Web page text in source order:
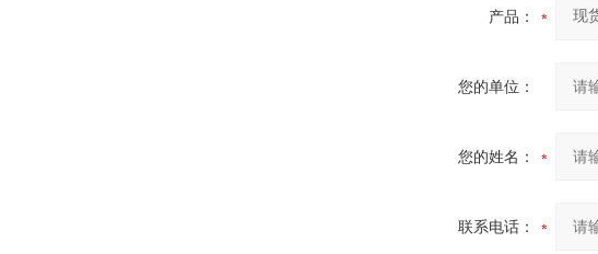
产品：
您的单位：
您的姓名：
联系电话：